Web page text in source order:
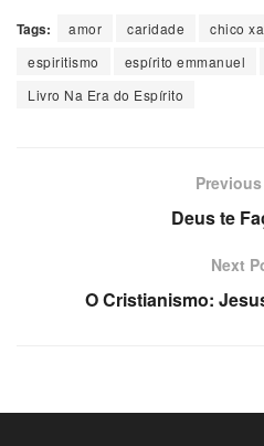
Tags: amor caridade chico
espiritismo
espírito emmanuel
Livro Na Era do Espírito
Deus te
Next
O Cristianismo: